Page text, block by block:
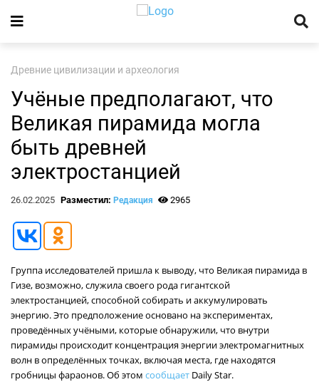
Древние цивилизации и археология
Учёные предполагают, что
Великая пирамида могла
быть древней
электростанцией
26.02.2025 Разместил: Редакция 2965
Группа исследователей пришла к выводу, что Великая пирамида в
Гизе, возможно, служила своего рода гигантской
электростанцией, способной собирать и аккумулировать
энергию. Это предположение основано на экспериментах,
проведённых учёными, которые обнаружили, что внутри
пирамиды происходит концентрация энергии электромагнитных
волн в определённых точках, включая места, где находятся
гробницы фараонов. Об этом сообщает Daily Star.